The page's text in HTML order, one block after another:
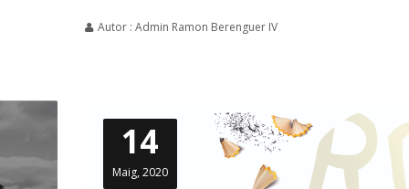
Autor : Admin Ramon Berenguer IV
14
Maig, 2020